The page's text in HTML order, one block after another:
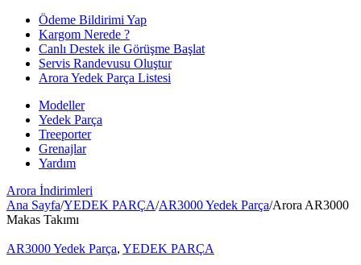
Ödeme Bildirimi Yap
Kargom Nerede ?
Canlı Destek ile Görüşme Başlat
Servis Randevusu Oluştur
Arora Yedek Parça Listesi
Modeller
Yedek Parça
Treeporter
Grenajlar
Yardım
Arora İndirimleri
Ana Sayfa/YEDEK PARÇA/AR3000 Yedek Parça/Arora AR3000
Makas Takımı
AR3000 Yedek Parça, YEDEK PARÇA